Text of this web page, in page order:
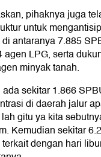
pihaknya juga
untuk
antaranya 7.885
agen LPG, serta
minyak tanah.
sekitar 1.866
di daerah jalur
gitu ya kita
Kemudian sekitar
dengan hari